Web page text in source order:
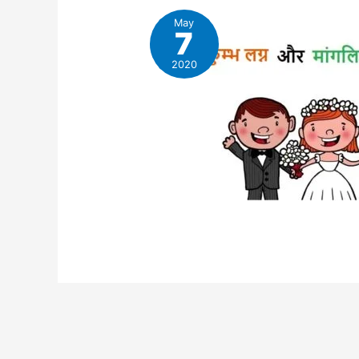
May
7
2020